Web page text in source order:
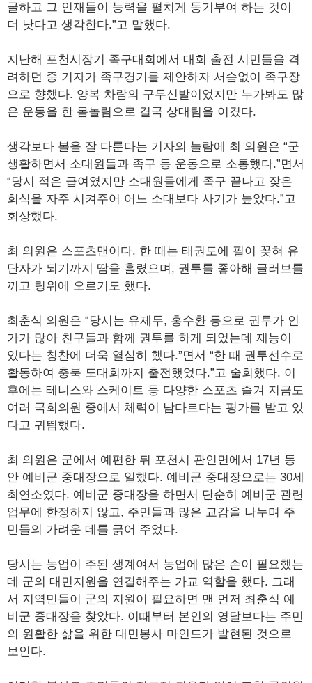
굴하고 그 인재들이 능력을 펼치게 동기부여 하는 것이
더 낫다고 생각한다.”고 말했다.
지난해 포천시장기 족구대회에서 대회 출전 시민들을 격
려하던 중 기자가 족구경기를 제안하자 서슴없이 족구장
으로 향했다. 양복 차람의 구두신발이었지만 누가봐도 많
은 운동을 한 몸놀림으로 결국 상대팀을 이겼다.
생각보다 볼을 잘 다룬다는 기자의 놀람에 최 의원은 “군
생활하면서 소대원들과 족구 등 운동으로 소통했다.”면서
“당시 적은 급여였지만 소대원들에게 족구 끝나고 잦은
회식을 자주 시켜주어 어느 소대보다 사기가 높았다.”고
회상했다.
최 의원은 스포츠맨이다. 한 때는 태권도에 필이 꽂혀 유
단자가 되기까지 땀을 흘렸으며, 권투를 좋아해 글러브를
끼고 링위에 오르기도 했다.
최춘식 의원은 “당시는 유제두, 홍수환 등으로 권투가 인
가가 많아 친구들과 함께 권투를 하게 되었는데 재능이
있다는 칭찬에 더욱 열심히 했다.”면서 “한 때 권투선수로
활동하여 충북 도대회까지 출전했었다.”고 술회했다. 이
후에는 테니스와 스케이트 등 다양한 스포츠 즐겨 지금도
여러 국회의원 중에서 체력이 남다르다는 평가를 받고 있
다고 귀띔했다.
최 의원은 군에서 예편한 뒤 포천시 관인면에서 17년 동
안 예비군 중대장으로 일했다. 예비군 중대장으로는 30세
최연소였다. 예비군 중대장을 하면서 단순히 예비군 관련
업무에 한정하지 않고, 주민들과 많은 교감을 나누며 주
민들의 가려운 데를 긁어 주었다.
당시는 농업이 주된 생계여서 농업에 많은 손이 필요했는
데 군의 대민지원을 연결해주는 가교 역할을 했다. 그래
서 지역민들이 군의 지원이 필요하면 맨 먼저 최춘식 예
비군 중대장을 찾았다. 이때부터 본인의 영달보다는 주민
의 원활한 삶을 위한 대민봉사 마인드가 발현된 것으로
보인다.